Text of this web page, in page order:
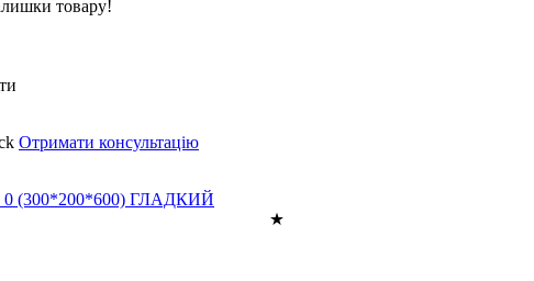
товару!
Отримати консультацію